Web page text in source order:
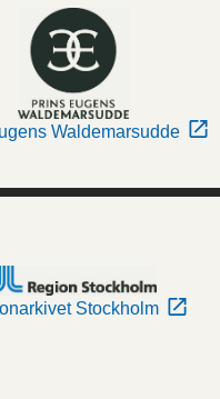
Waldemarsudde
Stockholm